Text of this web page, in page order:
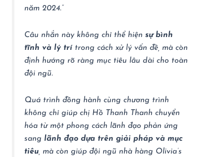
năm 2024.”
Câu nhắn này không chỉ thể hiệnsự bình
tĩnh và lý trítrong cách xử lý vấn đề, mà còn
định hướng rõ ràng mục tiêu lâu dài cho toàn
đội ngũ.
Quá trình đồng hành cùng chương trình
không chỉ giúp chị Hồ Thanh Thanh chuyển
hóa từ một phong cách lãnh đạo phản ứng
sanglãnh đạo dựa trên giải pháp và mục
tiêu , mà còn giúp đội ngũ nhà hàng Olivia’s